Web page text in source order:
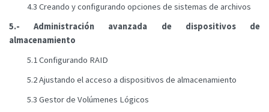
4.3 Creando y configurando opciones de sistemas de archivos
5.- Administración avanzada de dispositivos de
almacenamiento
5.1 Configurando RAID
5.2 Ajustando el acceso a dispositivos de almacenamiento
5.3 Gestor de Volúmenes Lógicos